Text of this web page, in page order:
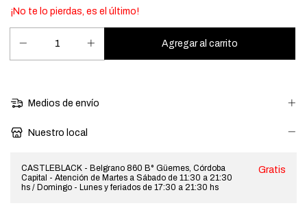
¡No te lo pierdas, es el último!
Medios de envío
Nuestro local
CASTLEBLACK - Belgrano 860 B° Güemes, Córdoba
Capital - Atención de Martes a Sábado de 11:30 a 21:30
hs / Domingo - Lunes y feriados de 17:30 a 21:30 hs
Gratis